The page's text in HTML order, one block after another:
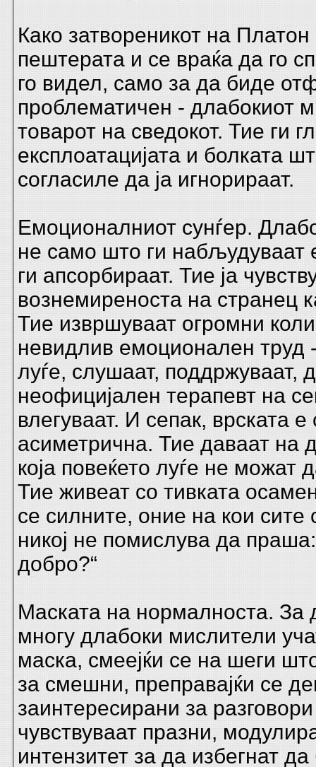
Како затвореникот на Платон
пештерата и се враќа да го
го видел, само за да биде
проблематичен - длабокиот
товарот на сведокот. Тие ги
експлоатацијата и болката
согласиле да ја игнорираат.
Емоционалниот сунѓер.
не само што ги набљудуваат
ги апсорбираат. Тие ја
вознемиреноста на странец
Тие извршуваат огромни
невидлив емоционален труд
луѓе, слушаат, поддржуваат,
неофицијален терапевт на
влегуваат. И сепак, врската
асиметрична. Тие даваат на
која повеќето луѓе не можат
Тие живеат со тивката
се силните, оние на кои сите
никој не помислува да
добро?“
Маската на нормалноста. За
многу длабоки мислители
маска, смеејќи се на шеги
за смешни, преправајќи се
заинтересирани за
чувствуваат празни,
интензитет за да избегнат